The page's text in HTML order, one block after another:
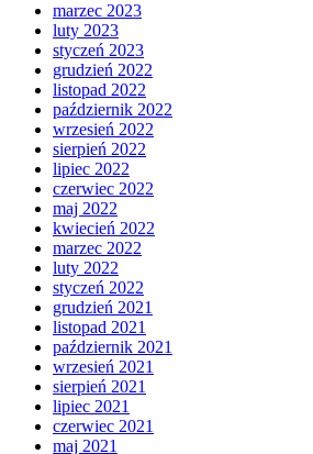
marzec 2023
luty 2023
styczeń 2023
grudzień 2022
listopad 2022
październik 2022
wrzesień 2022
sierpień 2022
lipiec 2022
czerwiec 2022
maj 2022
kwiecień 2022
marzec 2022
luty 2022
styczeń 2022
grudzień 2021
listopad 2021
październik 2021
wrzesień 2021
sierpień 2021
lipiec 2021
czerwiec 2021
maj 2021